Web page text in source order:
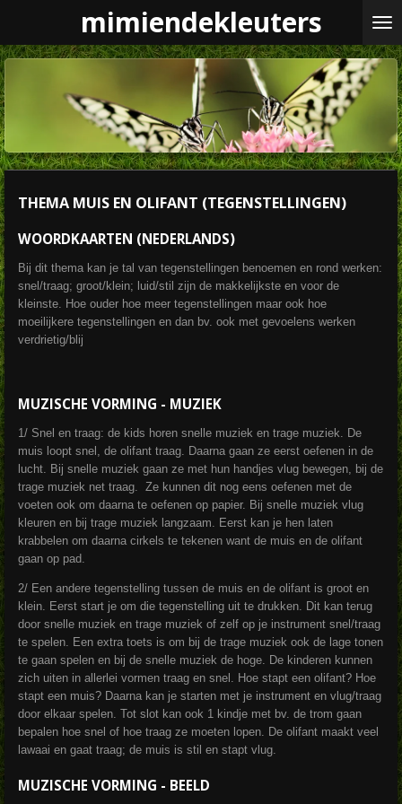
naar
mimiendekleuters
THEMA MUIS EN OLIFANT (TEGENSTELLINGEN)
WOORDKAARTEN (NEDERLANDS)
Bij dit thema kan je tal van tegenstellingen benoemen en rond werken:
snel/traag; groot/klein; luid/stil zijn de makkelijkste en voor de
kleinste. Hoe ouder hoe meer tegenstellingen maar ook hoe
moeilijkere tegenstellingen en dan bv. ook met gevoelens werken
verdrietig/blij
MUZISCHE VORMING - MUZIEK
1/ Snel en traag: de kids horen snelle muziek en trage muziek. De
muis loopt snel, de olifant traag. Daarna gaan ze eerst oefenen in de
lucht. Bij snelle muziek gaan ze met hun handjes vlug bewegen, bij de
trage muziek net traag. Ze kunnen dit nog eens oefenen met de
voeten ook om daarna te oefenen op papier. Bij snelle muziek vlug
kleuren en bij trage muziek langzaam. Eerst kan je hen laten
krabbelen om daarna cirkels te tekenen want de muis en de olifant
gaan op pad.
2/ Een andere tegenstelling tussen de muis en de olifant is groot en
klein. Eerst start je om die tegenstelling uit te drukken. Dit kan terug
door snelle muziek en trage muziek of zelf op je instrument snel/traag
te spelen. Een extra toets is om bij de trage muziek ook de lage tonen
te gaan spelen en bij de snelle muziek de hoge. De kinderen kunnen
zich uiten in allerlei vormen traag en snel. Hoe stapt een olifant? Hoe
stapt een muis? Daarna kan je starten met je instrument en vlug/traag
door elkaar spelen. Tot slot kan ook 1 kindje met bv. de trom gaan
bepalen hoe snel of hoe traag ze moeten lopen. De olifant maakt veel
lawaai en gaat traag; de muis is stil en stapt vlug.
MUZISCHE VORMING - BEELD